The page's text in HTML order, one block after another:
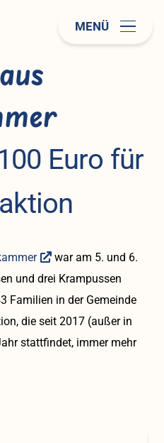
MENÜ
Euro für
war am 5. und 6.
und drei Krampussen
Familien in der Gemeinde
die seit 2017 (außer in
stattfindet, immer mehr